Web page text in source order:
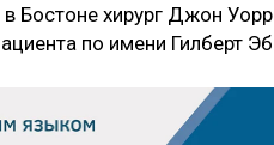
Бостоне хирург Джон
по имени Гилберт